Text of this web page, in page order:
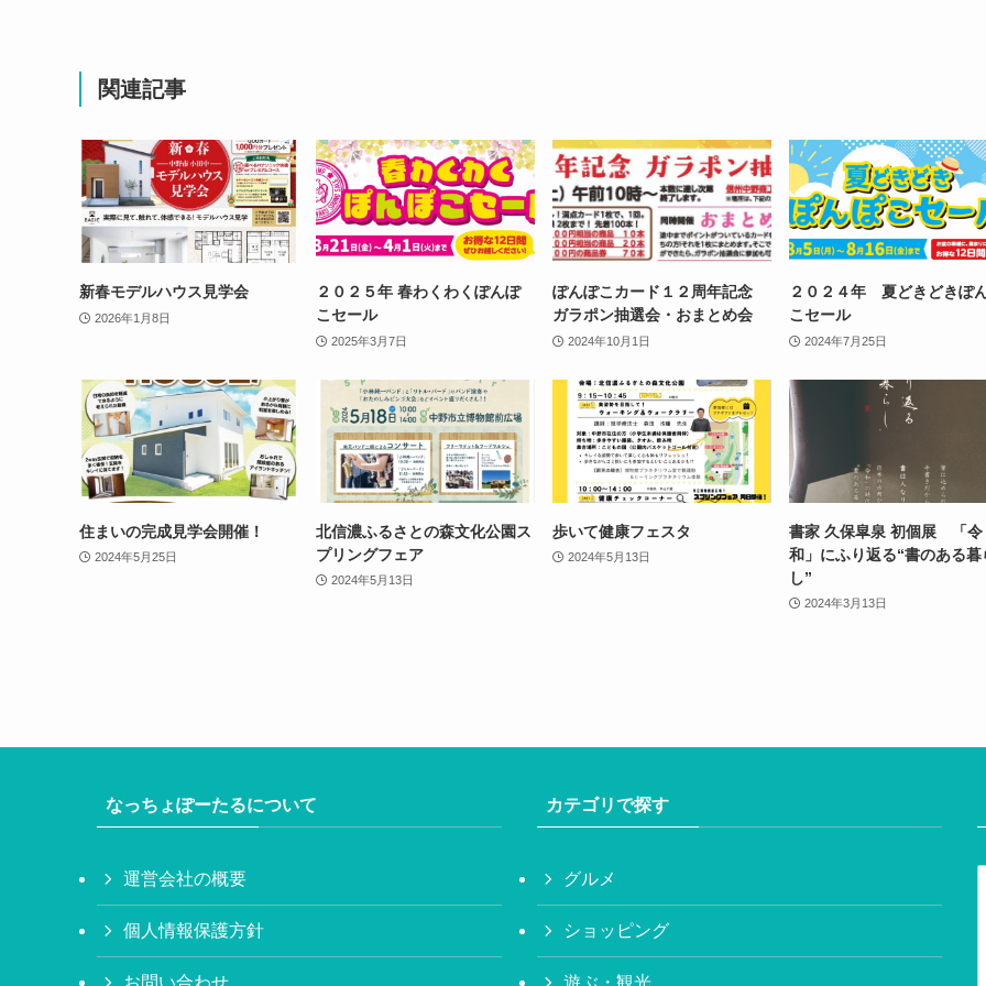
関連記事
新春モデルハウス見学会
2026年1月8日
２０２５年 春わくわくぽんぽ
こセール
2025年3月7日
ぽんぽこカード１２周年記念
ガラポン抽選会・おまとめ会
2024年10月1日
２０２４年 夏どきどきぽ
こセール
2024年7月25日
住まいの完成見学会開催！
2024年5月25日
北信濃ふるさとの森文化公園ス
プリングフェア
2024年5月13日
歩いて健康フェスタ
2024年5月13日
書家 久保皐泉 初個展 「令
和」にふり返る“書のある暮
し”
2024年3月13日
なっちょぽーたるについて
運営会社の概要
個人情報保護方針
カテゴリで探す
グルメ
ショッピング